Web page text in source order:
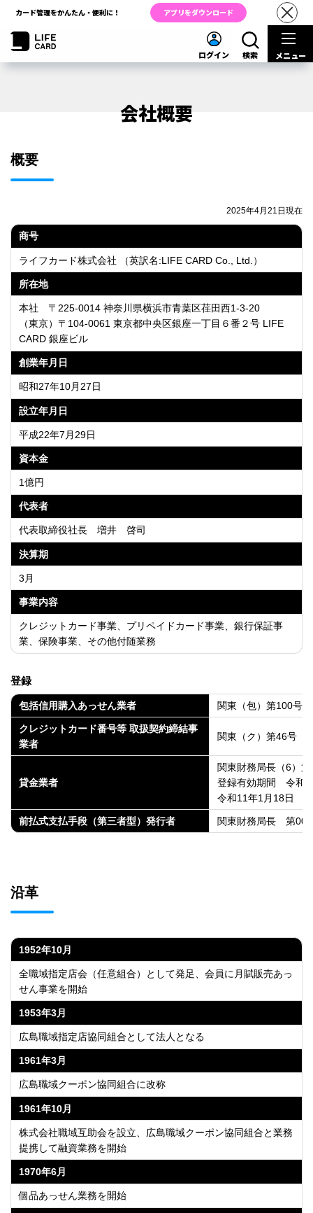
カード管理をかんたん・便利に！ アプリをダウンロード
ログイン 検索 メニュー
会社概要
概要
2025年4月21日現在
商号
ライフカード株式会社 （英訳名:LIFE CARD Co., Ltd. ）
所在地
本社 〒225-0014 神奈川県横浜市青葉区荏田西1-3-20
（東京）〒104-0061 東京都中央区銀座一丁目６番２号 LIFE
CARD 銀座ビル
創業年月日
昭和27年10月27日
設立年月日
平成22年7月29日
資本金
1億円
代表者
代表取締役社長 増井 啓司
決算期
3月
事業内容
クレジットカード事業、プリペイドカード事業、銀行保証事
業、保険事業、その他付随業務
登録
包括信用購入あっせん業者 関東（包）第100号
クレジットカード番号等 取扱契約締結事
業者
関東（ク）第46号
貸金業者
関東財務局長（6）
登録有効期間 令和8
令和11年1月18日
前払式支払手段（第三者型）発行者 関東財務局長 第
沿革
1952年10月
全職域指定店会（任意組合）として発足、会員に月賦販売あっ
せん事業を開始
1953年3月
広島職域指定店協同組合として法人となる
1961年3月
広島職域クーポン協同組合に改称
1961年10月
株式会社職域互助会を設立、広島職域クーポン協同組合と業務
提携して融資業務を開始
1970年6月
個品あっせん業務を開始